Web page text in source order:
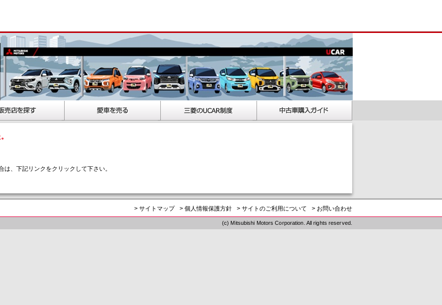
、下記リンクをクリックして下さい。
> サイトマップ > 個人情報保護方針 > サイトのご利用について > お問い合わせ
(c) Mitsubishi Motors Corporation. All rights reserved.